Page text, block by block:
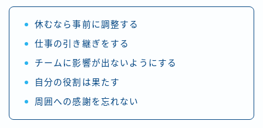
休むなら事前に調整する
仕事の引き継ぎをする
チームに影響が出ないようにする
自分の役割は果たす
周囲への感謝を忘れない